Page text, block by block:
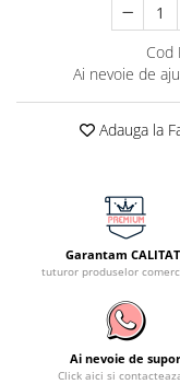
Cod
Ai nevoie de
Adauga la
Garantam
tuturor produselor
Ai nevoie de
Click aici si